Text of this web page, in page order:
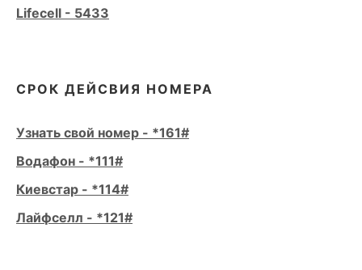
Lifecell - 5433
СРОК ДЕЙСВИЯ НОМЕРА
Узнать свой номер - *161#
Водафон - *111#
Киевстар - *114#
Лайфселл - *121#